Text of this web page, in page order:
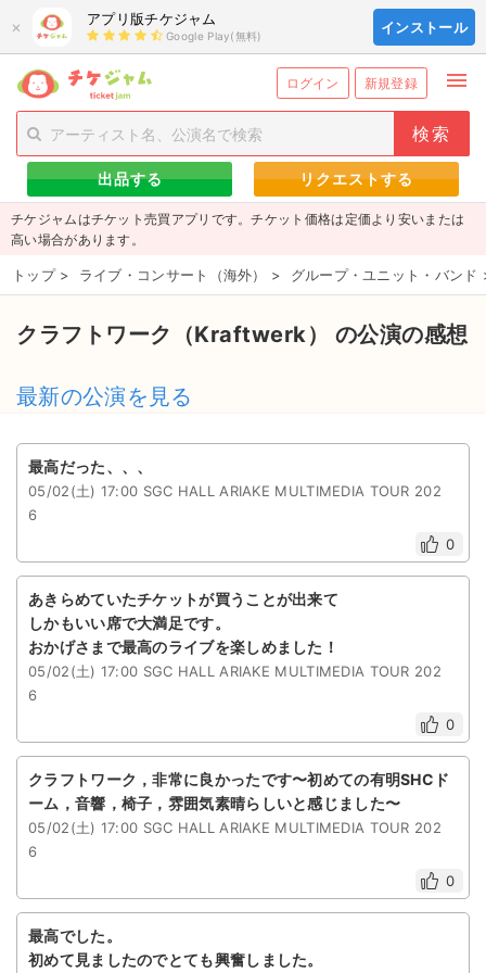
× アプリ版チケジャム
Google Play(無料) インストール
ログイン 新規登録 menu
person_add 新規会員登録 exit_to_app ログイン
チケットを探す
新着チケット
値下げしたチケット
都道府県からチケットを探す
もうすぐ開催のチケット
ライブ・コンサート（国内）
ライブ・コンサート（海外）
イベント
スポーツ
演劇・ミュージカル
ご利用ガイド
手数料・お支払い方法
よくある質問
お知らせ
出品する リクエストする
チケジャムはチケット売買アプリです。チケット価格は定価より安いまたは
高い場合があります。
トップ > ライブ・コンサート（海外） > グループ・ユニット・バンド
クラフトワーク（Kraftwerk） の公演の感想
最新の公演を見る
最高だった、、、
05/02(土) 17:00 SGC HALL ARIAKE MULTIMEDIA TOUR 202
6
0
あきらめていたチケットが買うことが出来て
しかもいい席で大満足です。
おかげさまで最高のライブを楽しめました！
05/02(土) 17:00 SGC HALL ARIAKE MULTIMEDIA TOUR 202
6
0
クラフトワーク，非常に良かったです〜初めての有明SHCド
ーム，音響，椅子，雰囲気素晴らしいと感じました〜
05/02(土) 17:00 SGC HALL ARIAKE MULTIMEDIA TOUR 202
6
0
最高でした。
初めて見ましたのでとても興奮しました。